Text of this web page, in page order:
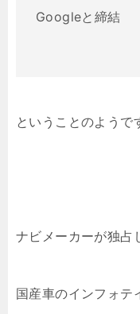
Googleと締結
ということのようで
ナビメーカーが独占
国産車のインフォテ